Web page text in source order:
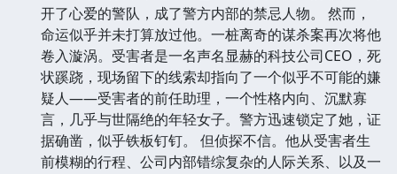
开了心爱的警队，成了警方内部的禁忌人物。 然而，
命运似乎并未打算放过他。一桩离奇的谋杀案再次将他
卷入漩涡。受害者是一名声名显赫的科技公司CEO，死
状蹊跷，现场留下的线索却指向了一个似乎不可能的嫌
疑人——受害者的前任助理，一个性格内向、沉默寡
言，几乎与世隔绝的年轻女子。警方迅速锁定了她，证
据确凿，似乎铁板钉钉。 但侦探不信。他从受害者生
前模糊的行程、公司内部错综复杂的人际关系、以及一